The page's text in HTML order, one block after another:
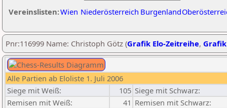
Vereinslisten:Wien Niederösterreich Burgenland
Pnr:116999 Name: Christoph Götz (Grafik Elo-Zeitreihe,
Alle Partien ab Eloliste 1. Juli 2006
Siege mit Weiß:
105 Siege mit Schwarz:
Remisen mit Weiß:
41 Remisen mit Schwarz: